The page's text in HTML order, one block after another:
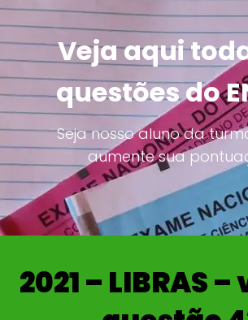
Veja aqui
questões do
Seja nosso aluno da
aumente sua
2021 – LIBRAS